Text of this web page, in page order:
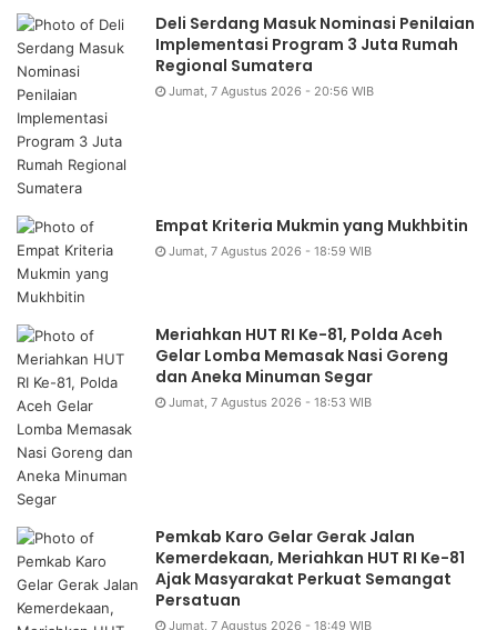
Deli Serdang Masuk Nominasi Penilaian
Implementasi Program 3 Juta Rumah
Regional Sumatera
Jumat, 7 Agustus 2026 - 20:56 WIB
Empat Kriteria Mukmin yang Mukhbitin
Jumat, 7 Agustus 2026 - 18:59 WIB
Meriahkan HUT RI Ke-81, Polda Aceh
Gelar Lomba Memasak Nasi Goreng
dan Aneka Minuman Segar
Jumat, 7 Agustus 2026 - 18:53 WIB
Pemkab Karo Gelar Gerak Jalan
Kemerdekaan, Meriahkan HUT RI Ke-81
Ajak Masyarakat Perkuat Semangat
Persatuan
Jumat, 7 Agustus 2026 - 18:49 WIB